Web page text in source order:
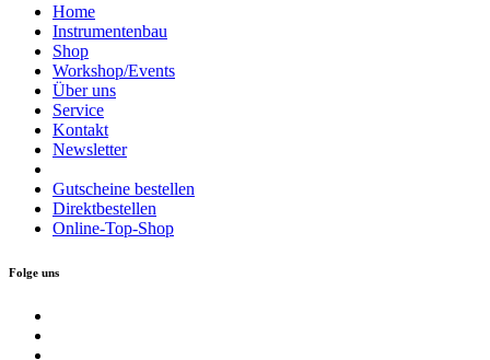
Home
Instrumentenbau
Shop
Workshop/Events
Über uns
Service
Kontakt
Newsletter
Gutscheine bestellen
Direktbestellen
Online-Top-Shop
Folge uns